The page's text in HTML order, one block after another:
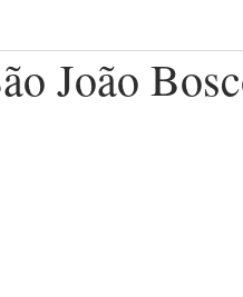
João